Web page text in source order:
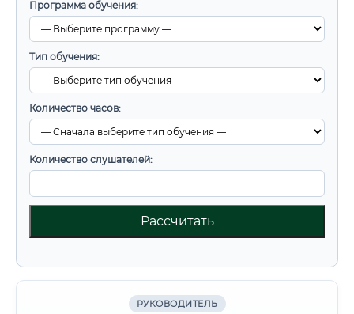
Программа обучения:
Тип обучения:
Количество часов:
Количество слушателей:
Рассчитать
РУКОВОДИТЕЛЬ